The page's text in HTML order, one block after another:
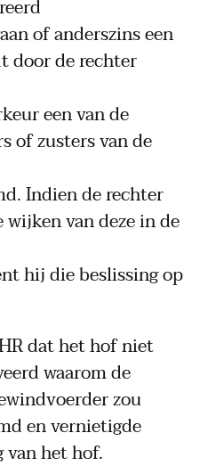
of anderszins een
door de rechter
een van de
of zusters van de
Indien de rechter
van deze in de
hij die beslissing op
dat het hof niet
waarom de
zou
en vernietigde
het hof.